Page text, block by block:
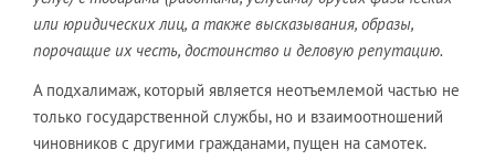
или юридических лиц, а также высказывания, образы,
порочащие их честь, достоинство и деловую репутацию.
А подхалимаж, который является неотъемлемой частью не
только государственной службы, но и взаимоотношений
чиновников с другими гражданами, пущен на самотек.